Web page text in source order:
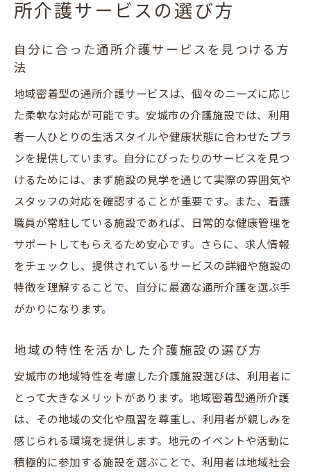
所介護サービスの選び方
自分に合った通所介護サービスを見つける方
法
地域密着型の通所介護サービスは、個々のニーズに応じ
た柔軟な対応が可能です。安城市の介護施設では、利用
者一人ひとりの生活スタイルや健康状態に合わせたプラ
ンを提供しています。自分にぴったりのサービスを見つ
けるためには、まず施設の見学を通じて実際の雰囲気や
スタッフの対応を確認することが重要です。また、看護
職員が常駐している施設であれば、日常的な健康管理を
サポートしてもらえるため安心です。さらに、求人情報
をチェックし、提供されているサービスの詳細や施設の
特徴を理解することで、自分に最適な通所介護を選ぶ手
がかりになります。
地域の特性を活かした介護施設の選び方
安城市の地域特性を考慮した介護施設選びは、利用者に
とって大きなメリットがあります。地域密着型通所介護
は、その地域の文化や風習を尊重し、利用者が親しみを
感じられる環境を提供します。地元のイベントや活動に
積極的に参加する施設を選ぶことで、利用者は地域社会